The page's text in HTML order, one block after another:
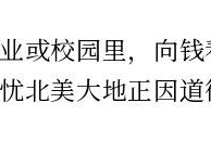
或校园里，向
北美大地正因道